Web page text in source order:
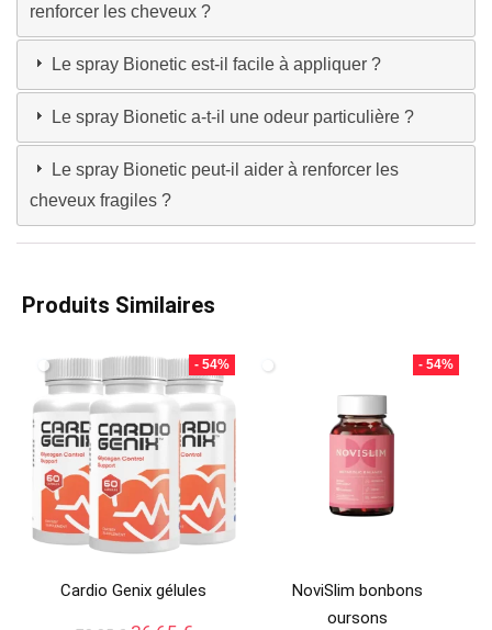
renforcer les cheveux ?
Le spray Bionetic est-il facile à appliquer ?
Le spray Bionetic a-t-il une odeur particulière ?
Le spray Bionetic peut-il aider à renforcer les
cheveux fragiles ?
Produits Similaires
- 54%
Cardio Genix gélules
- 54%
NoviSlim bonbons
oursons